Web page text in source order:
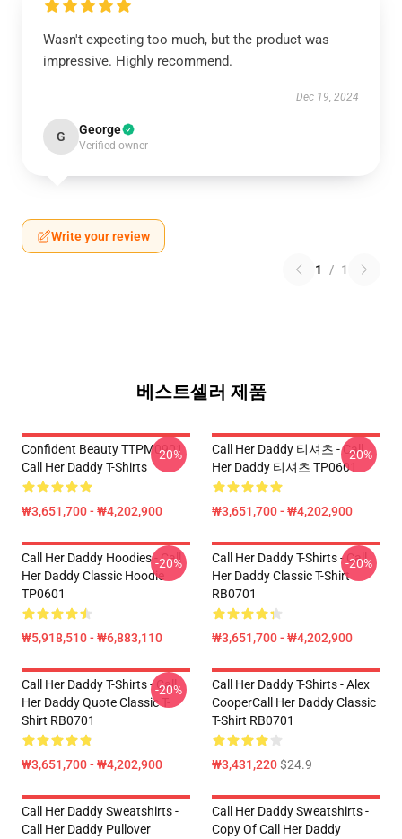
Wasn't expecting too much, but the product was
impressive. Highly recommend.
Dec 19, 2024
G George
Verified owner
Write your review
1 / 1
베스트셀러 제품
Confident Beauty TTPM0901
Call Her Daddy T-Shirts
₩3,651,700 - ₩4,202,900
-20%
Call Her Daddy 티셔츠 - Call
Her Daddy 티셔츠 TP0601
₩3,651,700 - ₩4,202,900
-20%
Call Her Daddy Hoodies - Call
Her Daddy Classic Hoodie
TP0601
₩5,918,510 - ₩6,883,110
-20%
Call Her Daddy T-Shirts - Call
Her Daddy Classic T-Shirt
RB0701
₩3,651,700 - ₩4,202,900
-20%
Call Her Daddy T-Shirts - Call
Her Daddy Quote Classic T-
Shirt RB0701
₩3,651,700 - ₩4,202,900
-20%
Call Her Daddy T-Shirts - Alex
CooperCall Her Daddy Classic
T-Shirt RB0701
₩3,431,220$24.9
Call Her Daddy Sweatshirts -
Call Her Daddy Pullover
Call Her Daddy Sweatshirts -
Copy Of Call Her Daddy